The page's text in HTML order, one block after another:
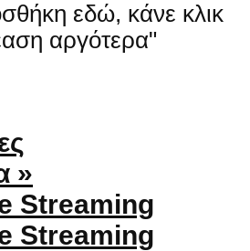
εδώ, κάνε κλικ
αργότερα"
»
Streaming
Streaming